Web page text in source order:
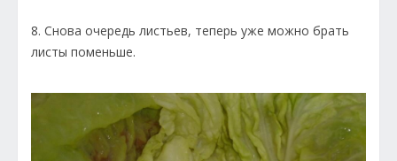
8. Снова очередь листьев, теперь уже можно брать
листы поменьше.